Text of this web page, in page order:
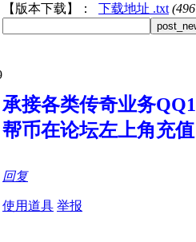
【版本下载】：
下载地址 .txt
承接各类传奇业务
帮币在论坛左上角充
回复
使用道具 举报